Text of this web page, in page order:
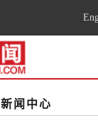
新闻中心